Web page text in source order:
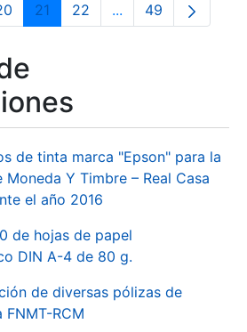
intermedias Use TAB para
PáginaPágina
21 Página
22 ...PáginasPágina
49
de tinta marca "Epson" para la
Y Timbre – Real Casa
el año 2016
de hojas de papel
DIN A-4 de 80 g.
de diversas pólizas de
RCM